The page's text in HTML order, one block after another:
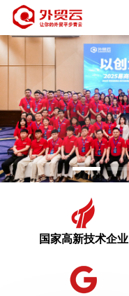
国家高新技术企业